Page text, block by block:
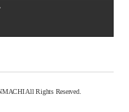
All Rights Reserved.